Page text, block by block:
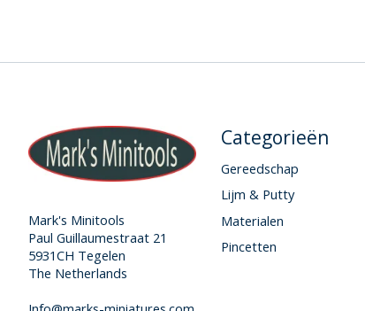
Mark's Minitools
Paul Guillaumestraat 21
5931CH Tegelen
The Netherlands
Categorieën
Gereedschap
Lijm & Putty
Materialen
Pincetten